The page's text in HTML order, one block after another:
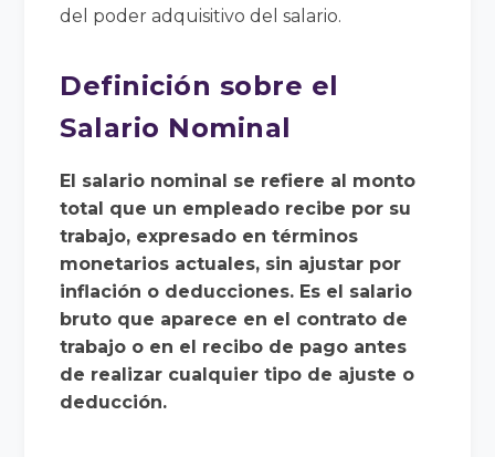
del poder adquisitivo del salario.
Definición sobre el
Salario Nominal
El salario nominal se refiere al monto
total que un empleado recibe por su
trabajo, expresado en términos
monetarios actuales, sin ajustar por
inflación o deducciones. Es el salario
bruto que aparece en el contrato de
trabajo o en el recibo de pago antes
de realizar cualquier tipo de ajuste o
deducción.